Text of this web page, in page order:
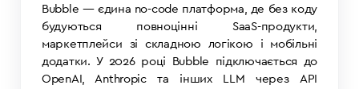
Bubble — єдина no-code платформа, де без коду
будуються повноцінні SaaS-продукти,
маркетплейси зі складною логікою і мобільні
додатки. У 2026 році Bubble підключається до
OpenAI, Anthropic та інших LLM через API